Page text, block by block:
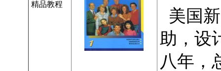
精品教程
美国
助，设
八年，